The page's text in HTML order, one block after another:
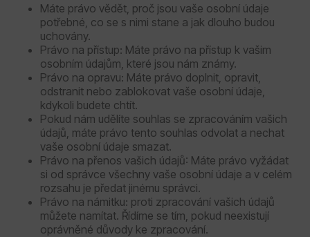
Máte právo vědět, proč jsou vaše osobní údaje
potřebné, co se s nimi stane a jak dlouho budou
uchovány.
Právo na přístup: Máte právo na přístup k vašim
osobním údajům, které jsou nám známy.
Právo na opravu: Máte právo doplnit, opravit,
odstranit nebo zablokovat vaše osobní údaje,
kdykoli budete chtít.
Pokud nám udělíte souhlas se zpracováním vašich
údajů, máte právo tento souhlas odvolat a nechat
vaše osobní údaje smazat.
Právo na přenos vašich údajů: Máte právo vyžádat
si od správce všechny vaše osobní údaje a v celém
rozsahu je předat jinému správci.
Právo na námitku: proti zpracování vašich údajů
můžete namítat. Řídíme se tím, pokud neexistují
oprávněné důvody ke zpracování.